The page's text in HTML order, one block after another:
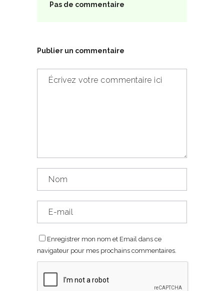
Pas de commentaire
Publier un commentaire
Enregistrer mon nom et Email dans ce
navigateur pour mes prochains commentaires.